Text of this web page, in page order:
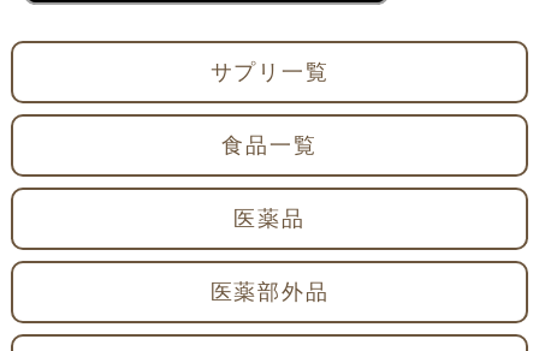
サプリ一覧
食品一覧
医薬品
医薬部外品